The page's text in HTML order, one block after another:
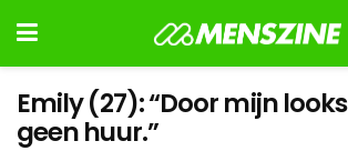
Emily (27): “Door mijn
geen huur.”